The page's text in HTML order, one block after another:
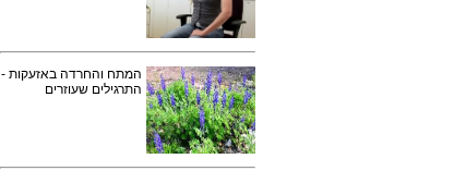
המתח והחרדה באזעקות -
התרגילים שעוזרים